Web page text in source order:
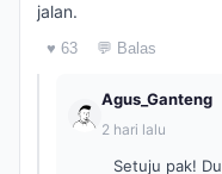
jalan.
♥ 63 💬 Balas
Agus_Ganteng
2 hari lalu
Setuju pak!